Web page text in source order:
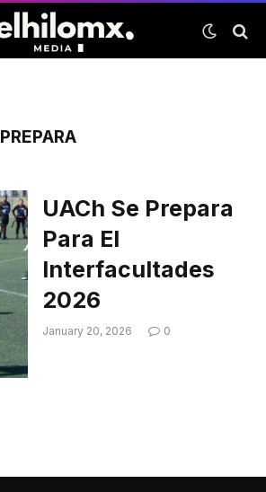
PREPARA
UACh Se Prepara
Para El
Interfacultades
2026
January 20, 2026 0